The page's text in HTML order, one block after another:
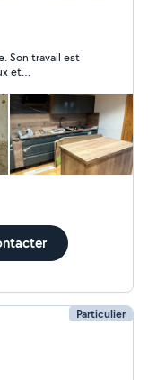
Son travail est
et
Particulier